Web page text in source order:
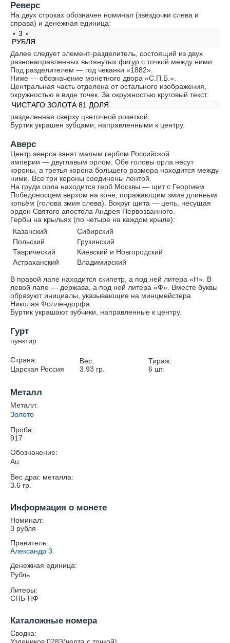
Реверс
На двух строках обозначен номинал (звёздочки слева и
справа) и денежная единица:
⋆ 3 ⋆
РУБЛЯ
Далее следует элемент-разделитель, состоящий из двух
разнонаправленных вытянутых фигур с точкой между ними.
Под разделителем — год чеканки «1882».
Ниже — обозначение монетного двора «С.П.Б.».
Центральная часть отделена от остального изображения,
окружностью в виде точек. За окружностью круговый текст:
ЧИСТАГО ЗОЛОТА 81 ДОЛЯ
разделенная сверху цветочной розеткой.
Буртик украшен зубцами, направленными к центру.
Аверс
Центр аверса занят малым гербом Российской
империи — двуглавым орлом. Обе головы орла несут
короны, а третья корона большего размера находится между
ними. Все три короны соединены лентой.
На груди орла находится герб Москвы — щит с Георгием
Победоносцем верхом на коне, поражающим змия длинным
копьём (голова змия слева). Вокруг щита — цепь, несущая
орден Святого апостола Андрея Первозванного.
Гербы на крыльях (по четыре на каждом крыле):
Казанский
Польский
Таврический
Астраханский
Сибирский
Грузинский
Киевский и Новгородский
Владимирский
В правой лапе находится скипетр, а под ней литера «Н». В
левой лапе — держава, а под ней литера «Ф». Вместе буквы
образуют инициалы, указывающие на минцмейстера
Николая Фоллендорфа.
Буртик украшают зубчики, направленные к центру.
Гурт
пунктир
Страна:
Царская Россия
Вес:
3.93 гр.
Тираж:
6 шт.
Металл
Металл:
Золото
Проба:
917
Обозначение:
Au
Вес драг. металла:
3.6 гр.
Информация о монете
Номинал:
3 рубля
Правитель:
Александр 3
Денежная единица:
Рубль
Литеры:
СПБ-НФ
Каталожные номера
Сводка: